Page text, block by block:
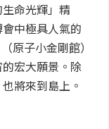
命光輝」精
中極具人氣的
原子小金剛館）
宏大願景。除
將來到島上。